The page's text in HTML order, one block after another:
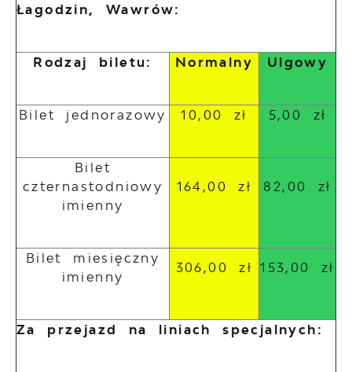
Łagodzin, Wawrów:
Rodzaj biletu: Normalny Ulgowy
Bilet jednorazowy 10,00 zł 5,00 zł
Bilet
czternastodniowy
imienny
164,00 zł 82,00 zł
Bilet miesięczny
imienny
306,00 zł 153,00 zł
Za przejazd na liniach specjalnych: